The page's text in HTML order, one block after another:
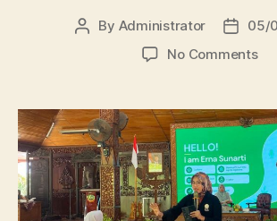
Post
By Administrator
Post
date
05/
No Commentson